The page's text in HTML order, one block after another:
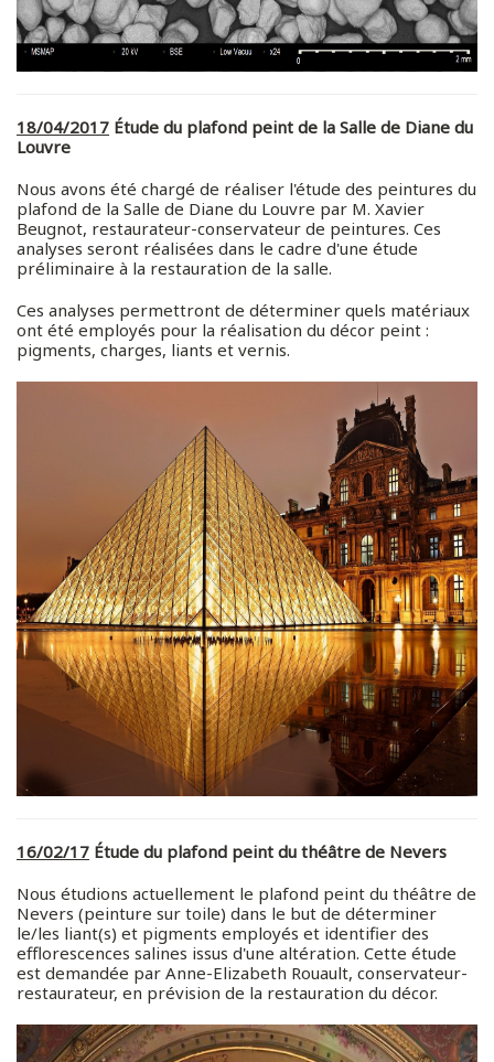
18/04/2017 Étude du plafond peint de la Salle de Diane du
Louvre
Nous avons été chargé de réaliser l'étude des peintures du
plafond de la Salle de Diane du Louvre par M. Xavier
Beugnot, restaurateur-conservateur de peintures. Ces
analyses seront réalisées dans le cadre d'une étude
préliminaire à la restauration de la salle.
Ces analyses permettront de déterminer quels matériaux
ont été employés pour la réalisation du décor peint :
pigments, charges, liants et vernis.
16/02/17 Étude du plafond peint du théâtre de Nevers
Nous étudions actuellement le plafond peint du théâtre de
Nevers (peinture sur toile) dans le but de déterminer
le/les liant(s) et pigments employés et identifier des
efflorescences salines issus d'une altération. Cette étude
est demandée par Anne-Elizabeth Rouault, conservateur-
restaurateur, en prévision de la restauration du décor.